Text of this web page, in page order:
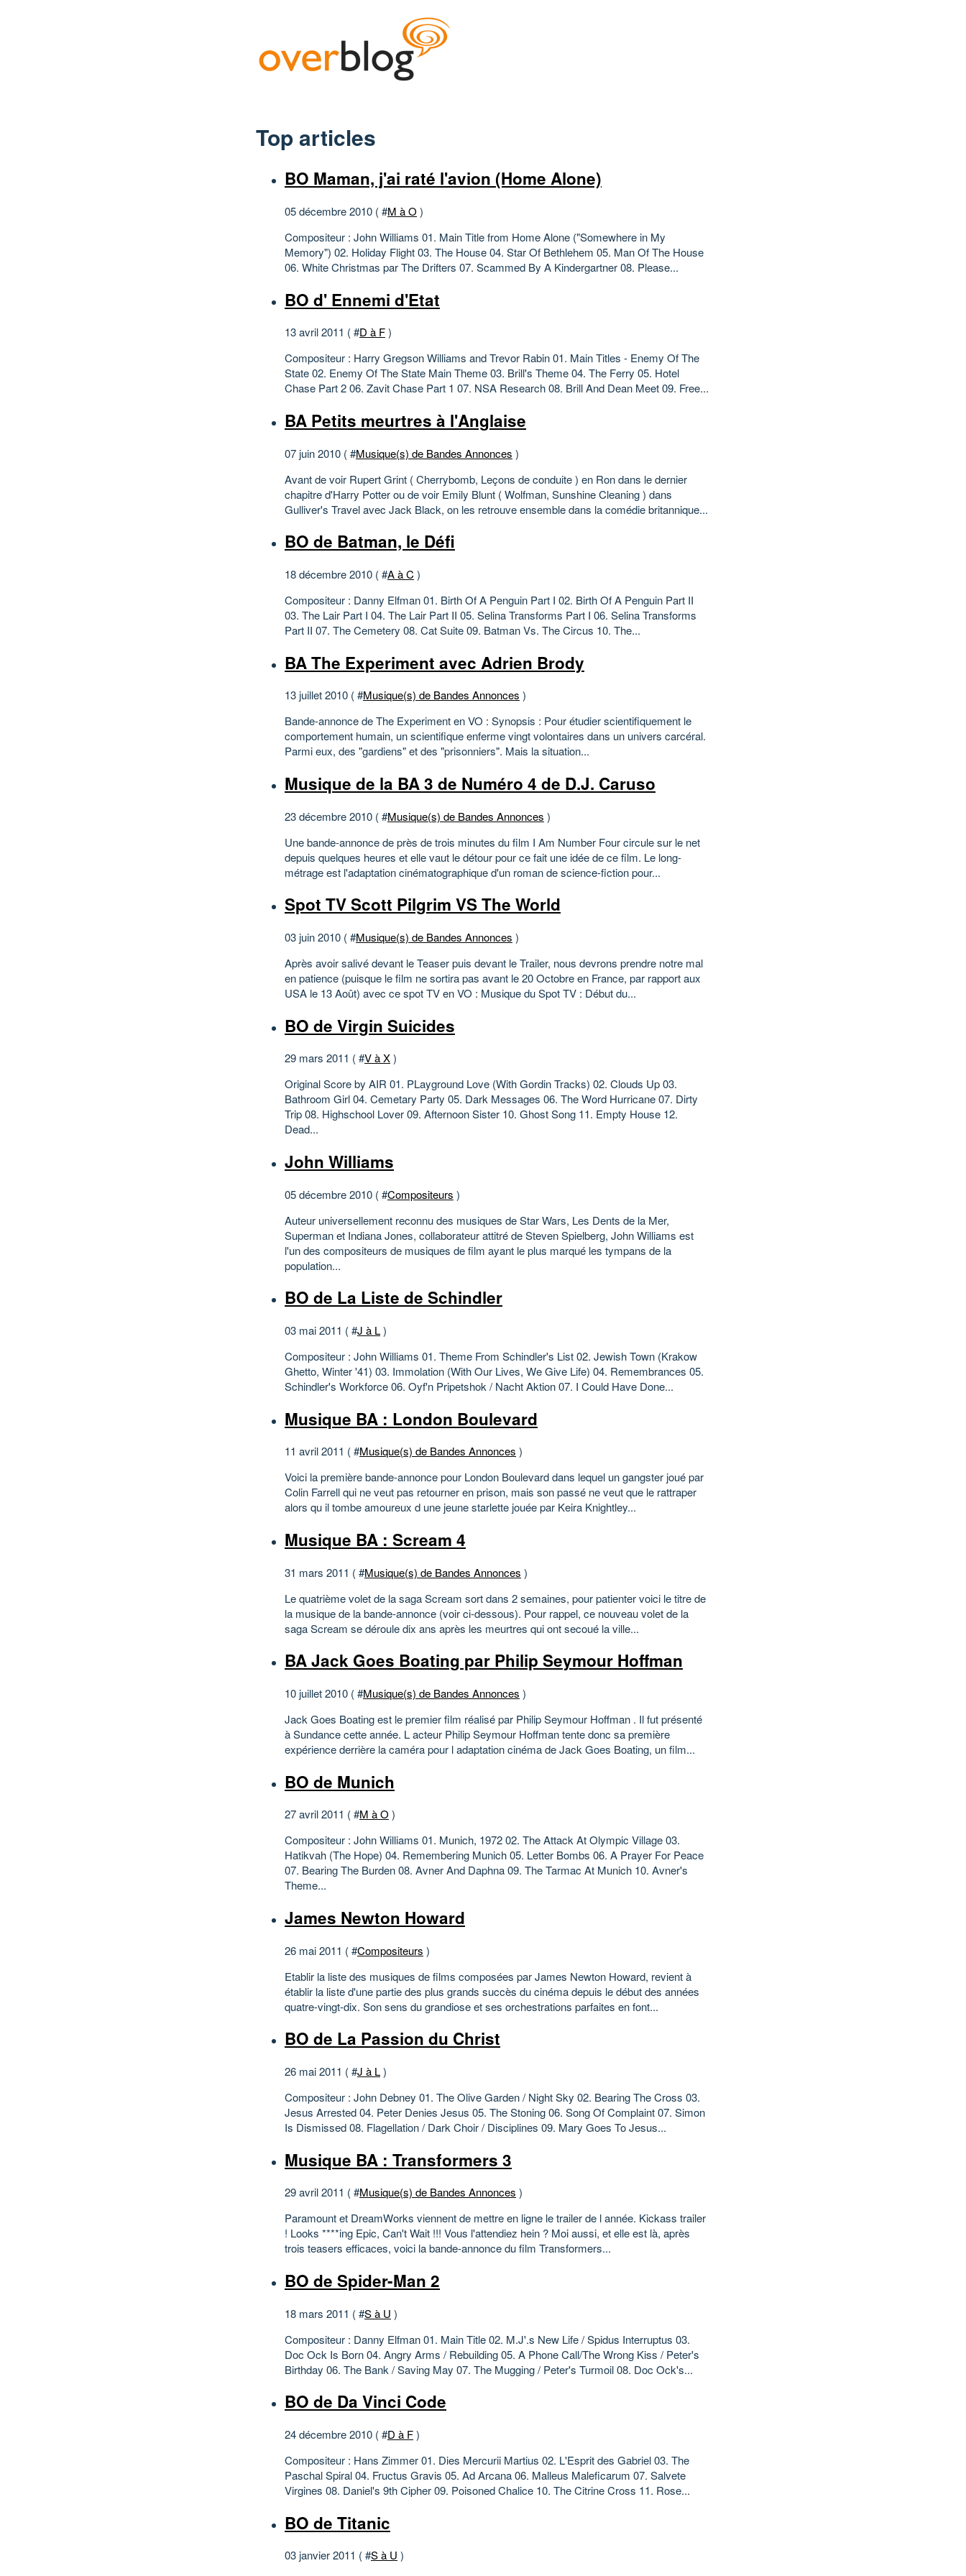
Top articles
BO Maman, j'ai raté l'avion (Home Alone)
05 décembre 2010 ( #M à O )
Compositeur : John Williams 01. Main Title from Home Alone ("Somewhere in My
Memory") 02. Holiday Flight 03. The House 04. Star Of Bethlehem 05. Man Of The House
06. White Christmas par The Drifters 07. Scammed By A Kindergartner 08. Please...
BO d' Ennemi d'Etat
13 avril 2011 ( #D à F)
Compositeur : Harry Gregson Williams and Trevor Rabin 01. Main Titles - Enemy Of The
State 02. Enemy Of The State Main Theme 03. Brill's Theme 04. The Ferry 05. Hotel
Chase Part 2 06. Zavit Chase Part 1 07. NSA Research 08. Brill And Dean Meet 09. Free...
BA Petits meurtres à l'Anglaise
07 juin 2010 ( #Musique(s) de Bandes Annonces )
Avant de voir Rupert Grint ( Cherrybomb, Leçons de conduite ) en Ron dans le dernier
chapitre d'Harry Potter ou de voir Emily Blunt ( Wolfman, Sunshine Cleaning ) dans
Gulliver's Travel avec Jack Black, on les retrouve ensemble dans la comédie britannique...
BO de Batman, le Défi
18 décembre 2010 ( #A à C )
Compositeur : Danny Elfman 01. Birth Of A Penguin Part I 02. Birth Of A Penguin Part II
03. The Lair Part I 04. The Lair Part II 05. Selina Transforms Part I 06. Selina Transforms
Part II 07. The Cemetery 08. Cat Suite 09. Batman Vs. The Circus 10. The...
BA The Experiment avec Adrien Brody
13 juillet 2010 ( #Musique(s) de Bandes Annonces )
Bande-annonce de The Experiment en VO : Synopsis : Pour étudier scientifiquement le
comportement humain, un scientifique enferme vingt volontaires dans un univers carcéral.
Parmi eux, des "gardiens" et des "prisonniers". Mais la situation...
Musique de la BA 3 de Numéro 4 de D.J. Caruso
23 décembre 2010 ( #Musique(s) de Bandes Annonces )
Une bande-annonce de près de trois minutes du film I Am Number Four circule sur le net
depuis quelques heures et elle vaut le détour pour ce fait une idée de ce film. Le long-
métrage est l'adaptation cinématographique d'un roman de science-fiction pour...
Spot TV Scott Pilgrim VS The World
03 juin 2010 ( #Musique(s) de Bandes Annonces )
Après avoir salivé devant le Teaser puis devant le Trailer, nous devrons prendre notre mal
en patience (puisque le film ne sortira pas avant le 20 Octobre en France, par rapport aux
USA le 13 Août) avec ce spot TV en VO : Musique du Spot TV : Début du...
BO de Virgin Suicides
29 mars 2011 ( #V à X)
Original Score by AIR 01. PLayground Love (With Gordin Tracks) 02. Clouds Up 03.
Bathroom Girl 04. Cemetary Party 05. Dark Messages 06. The Word Hurricane 07. Dirty
Trip 08. Highschool Lover 09. Afternoon Sister 10. Ghost Song 11. Empty House 12.
Dead...
John Williams
05 décembre 2010 ( #Compositeurs )
Auteur universellement reconnu des musiques de Star Wars, Les Dents de la Mer,
Superman et Indiana Jones, collaborateur attitré de Steven Spielberg, John Williams est
l'un des compositeurs de musiques de film ayant le plus marqué les tympans de la
population...
BO de La Liste de Schindler
03 mai 2011 ( #J à L)
Compositeur : John Williams 01. Theme From Schindler's List 02. Jewish Town (Krakow
Ghetto, Winter '41) 03. Immolation (With Our Lives, We Give Life) 04. Remembrances 05.
Schindler's Workforce 06. Oyf'n Pripetshok / Nacht Aktion 07. I Could Have Done...
Musique BA : London Boulevard
11 avril 2011 ( #Musique(s) de Bandes Annonces )
Voici la première bande-annonce pour London Boulevard dans lequel un gangster joué par
Colin Farrell qui ne veut pas retourner en prison, mais son passé ne veut que le rattraper
alors qu il tombe amoureux d une jeune starlette jouée par Keira Knightley...
Musique BA : Scream 4
31 mars 2011 ( #Musique(s) de Bandes Annonces )
Le quatrième volet de la saga Scream sort dans 2 semaines, pour patienter voici le titre de
la musique de la bande-annonce (voir ci-dessous). Pour rappel, ce nouveau volet de la
saga Scream se déroule dix ans après les meurtres qui ont secoué la ville...
BA Jack Goes Boating par Philip Seymour Hoffman
10 juillet 2010 ( #Musique(s) de Bandes Annonces )
Jack Goes Boating est le premier film réalisé par Philip Seymour Hoffman . Il fut présenté
à Sundance cette année. L acteur Philip Seymour Hoffman tente donc sa première
expérience derrière la caméra pour l adaptation cinéma de Jack Goes Boating, un film...
BO de Munich
27 avril 2011 ( #M à O )
Compositeur : John Williams 01. Munich, 1972 02. The Attack At Olympic Village 03.
Hatikvah (The Hope) 04. Remembering Munich 05. Letter Bombs 06. A Prayer For Peace
07. Bearing The Burden 08. Avner And Daphna 09. The Tarmac At Munich 10. Avner's
Theme...
James Newton Howard
26 mai 2011 ( #Compositeurs )
Etablir la liste des musiques de films composées par James Newton Howard, revient à
établir la liste d'une partie des plus grands succès du cinéma depuis le début des années
quatre-vingt-dix. Son sens du grandiose et ses orchestrations parfaites en font...
BO de La Passion du Christ
26 mai 2011 ( #J à L)
Compositeur : John Debney 01. The Olive Garden / Night Sky 02. Bearing The Cross 03.
Jesus Arrested 04. Peter Denies Jesus 05. The Stoning 06. Song Of Complaint 07. Simon
Is Dismissed 08. Flagellation / Dark Choir / Disciplines 09. Mary Goes To Jesus...
Musique BA : Transformers 3
29 avril 2011 ( #Musique(s) de Bandes Annonces )
Paramount et DreamWorks viennent de mettre en ligne le trailer de l année. Kickass trailer
! Looks ****ing Epic, Can't Wait !!! Vous l'attendiez hein ? Moi aussi, et elle est là, après
trois teasers efficaces, voici la bande-annonce du film Transformers...
BO de Spider-Man 2
18 mars 2011 ( #S à U )
Compositeur : Danny Elfman 01. Main Title 02. M.J'.s New Life / Spidus Interruptus 03.
Doc Ock Is Born 04. Angry Arms / Rebuilding 05. A Phone Call/The Wrong Kiss / Peter's
Birthday 06. The Bank / Saving May 07. The Mugging / Peter's Turmoil 08. Doc Ock's...
BO de Da Vinci Code
24 décembre 2010 ( #D à F)
Compositeur : Hans Zimmer 01. Dies Mercurii Martius 02. L'Esprit des Gabriel 03. The
Paschal Spiral 04. Fructus Gravis 05. Ad Arcana 06. Malleus Maleficarum 07. Salvete
Virgines 08. Daniel's 9th Cipher 09. Poisoned Chalice 10. The Citrine Cross 11. Rose...
BO de Titanic
03 janvier 2011 ( #S à U )